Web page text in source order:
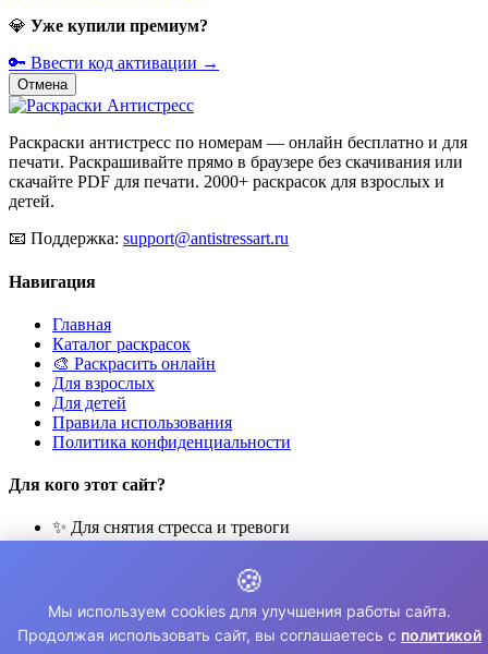
💎 Уже купили премиум?
🔑 Ввести код активации →
Отмена
Раскраски антистресс по номерам — онлайн бесплатно и для
печати. Раскрашивайте прямо в браузере без скачивания или
скачайте PDF для печати. 2000+ раскрасок для взрослых и
детей.
📧 Поддержка: support@antistressart.ru
Навигация
Главная
Каталог раскрасок
🎨 Раскрасить онлайн
Для взрослых
Для детей
Правила использования
Политика конфиденциальности
Для кого этот сайт?
✨ Для снятия стресса и тревоги
🧘 Для медитации и расслабления
👨‍👩‍👧‍👦 Для семейного досуга
© 2026 Раскраски Антистресс. Все права защищены.
🍪
Мы используем cookies для улучшения работы сайта.
Продолжая использовать сайт, вы соглашаетесь с политикой